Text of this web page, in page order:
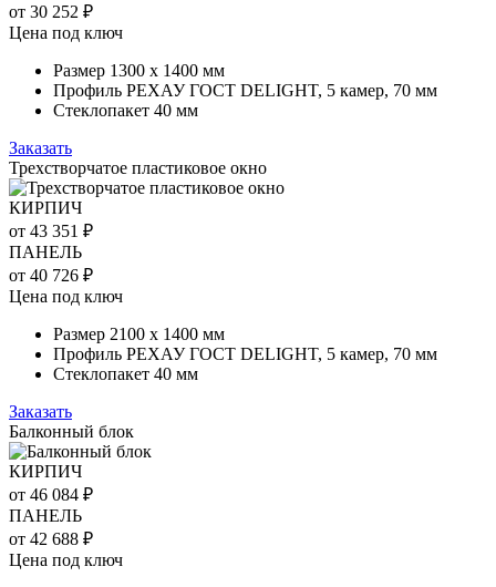
от 30 252 ₽
Цена под ключ
Размер 1300 х 1400 мм
Профиль РЕХАУ ГОСТ DELIGHT, 5 камер, 70 мм
Стеклопакет 40 мм
Заказать
Трехстворчатое пластиковое окно
КИРПИЧ
от 43 351 ₽
ПАНЕЛЬ
от 40 726 ₽
Цена под ключ
Размер 2100 х 1400 мм
Профиль РЕХАУ ГОСТ DELIGHT, 5 камер, 70 мм
Стеклопакет 40 мм
Заказать
Балконный блок
КИРПИЧ
от 46 084 ₽
ПАНЕЛЬ
от 42 688 ₽
Цена под ключ